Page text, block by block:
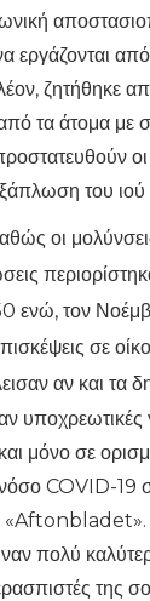
εργάζονται από
ζητήθηκε
τα άτομα
του
οι
ενώ, τον
σε
αν και τα
μόνο σε
COVID-19
«Aftonbladet».
πολύ
της